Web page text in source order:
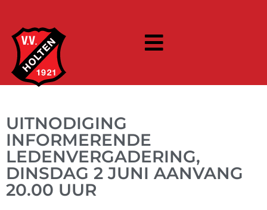
UITNODIGING
INFORMERENDE
LEDENVERGADERING,
DINSDAG 2 JUNI AANVANG
20.00 UUR